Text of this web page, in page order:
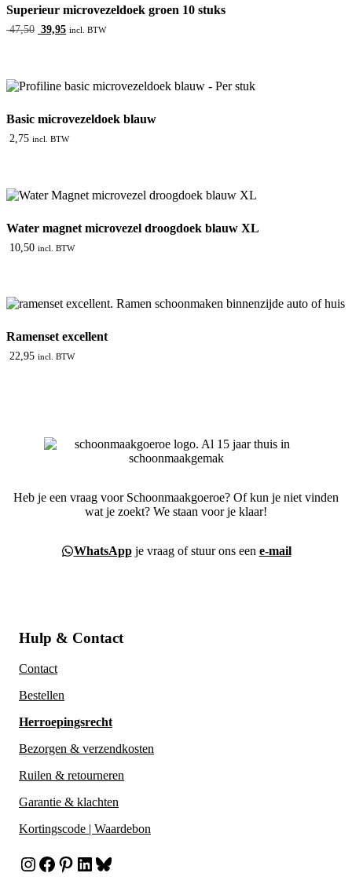
Superieur microvezeldoek groen 10 stuks
47,50 Oorspronkelijke
39,95Huidige
incl. BTW
Basic microvezeldoek blauw
2,75 incl. BTW
Water magnet microvezel droogdoek blauw XL
10,50 incl. BTW
Ramenset excellent
22,95 incl. BTW
Heb je een vraag voor Schoonmaakgoeroe? Of kun je niet vinden
wat je zoekt? We staan voor je klaar!
WhatsAppje vraag of stuur ons een e-mail
Hulp & Contact
Contact
Bestellen
Herroepingsrecht
Bezorgen & verzendkosten
Ruilen & retourneren
Garantie & klachten
Kortingscode | Waardebon
Instagram
Facebook
Pinterest
LinkedIn
Bluesky